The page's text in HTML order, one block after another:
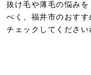
抜け毛や薄毛の悩み
べく、福井市のおす
チェックしてください